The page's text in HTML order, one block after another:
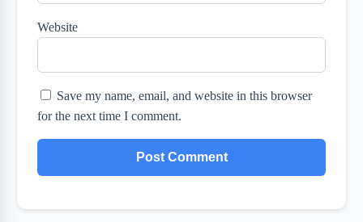
Website
Save my name, email, and website in this browser
for the next time I comment.